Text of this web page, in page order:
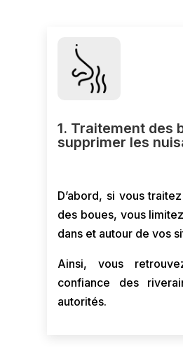
1. Traitement des
supprimer les
D’abord, si vous
des boues, vous
dans et autour de vos
Ainsi, vous
confiance des
autorités.